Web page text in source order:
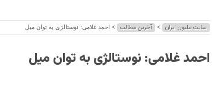
سایت ملیون ایران > آخرین مطالب > احمد غلامی: نوستالژی به توان میل
احمد غلامی: نوستالژی به توان میل